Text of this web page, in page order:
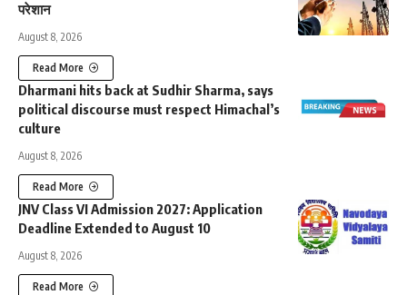
परेशान
August 8, 2026
Read More
Dharmani hits back at Sudhir Sharma, says
political discourse must respect Himachal’s
culture
August 8, 2026
Read More
JNV Class VI Admission 2027: Application
Deadline Extended to August 10
August 8, 2026
Read More